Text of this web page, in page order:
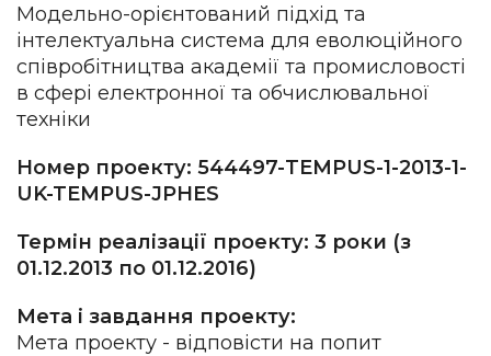
Модельно-орієнтований підхід та
інтелектуальна система для еволюційного
співробітництва академії та промисловості
в сфері електронної та обчислювальної
техніки
Номер проекту: 544497-TEMPUS-1-2013-1-
UK-TEMPUS-JPHES
Термін реалізації проекту: 3 роки (з
01.12.2013 по 01.12.2016)
Мета і завдання проекту:
Мета проекту - відповісти на попит